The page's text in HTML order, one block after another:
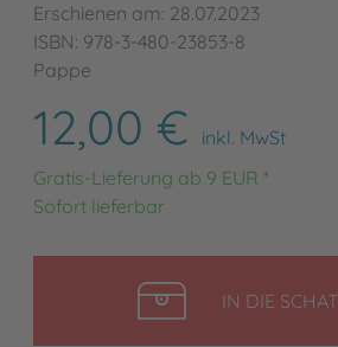
Erschienen am: 28.07.2023
ISBN: 978-3-480-23853-8
Pappe
12,00 €
inkl. MwSt
Gratis-Lieferung ab 9 EUR *
Sofort lieferbar
IN DIE